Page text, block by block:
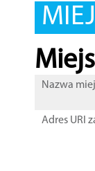
Nazwa
Adres URI